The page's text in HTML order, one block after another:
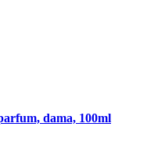
dama, 100ml